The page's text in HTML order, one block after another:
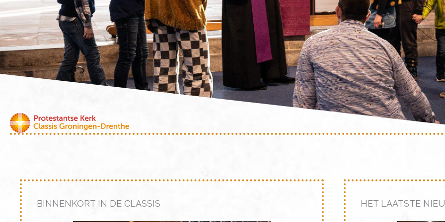
BINNENKORT IN DE CLASSIS HET LAATSTE